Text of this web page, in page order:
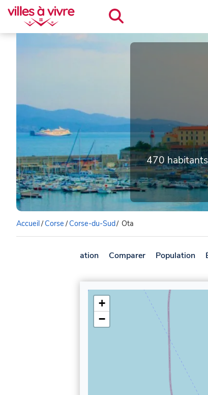
470 habitants
Accueil/Corse/Corse-du-Sud/ Ota
Présentation Comparer Population
+
−